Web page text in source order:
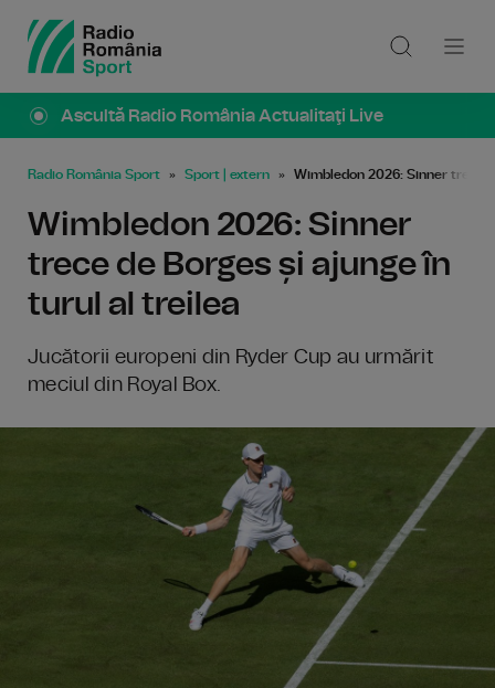
Ascultă Radio România Actualitaţi Live
Radio România Sport Sport | extern Wimbledon 2026: Sinner trece
Wimbledon 2026: Sinner
trece de Borges și ajunge în
turul al treilea
Jucătorii europeni din Ryder Cup au urmărit
meciul din Royal Box.